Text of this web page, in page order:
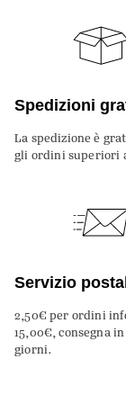
Spedizioni
La spedizione è
gli ordini superiori
Servizio
2,50€ per ordini
15,00€, consegna
giorni.